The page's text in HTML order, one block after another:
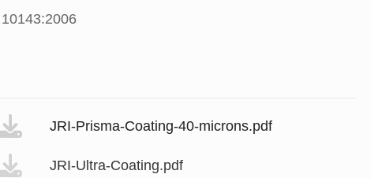
JRI-Prisma-Coating-40-microns.pdf
JRI-Ultra-Coating.pdf